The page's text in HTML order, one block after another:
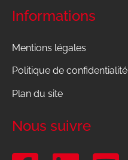
Informations
Mentions légales
Politique de confidentialité
Plan du site
Nous suivre